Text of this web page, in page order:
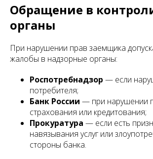
Обращение в
органы
При нарушении прав заемщика
жалобы в надзорные органы:
Роспотребнадзор — если
потребителя;
Банк России — при нарушении
страхования или кредитования;
Прокуратура — если есть
навязывания услуг или
стороны банка.